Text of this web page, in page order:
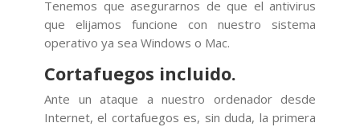
Tenemos que asegurarnos de que el antivirus
que elijamos funcione con nuestro sistema
operativo ya sea Windows o Mac.
Cortafuegos incluido.
Ante un ataque a nuestro ordenador desde
Internet, el cortafuegos es, sin duda, la primera